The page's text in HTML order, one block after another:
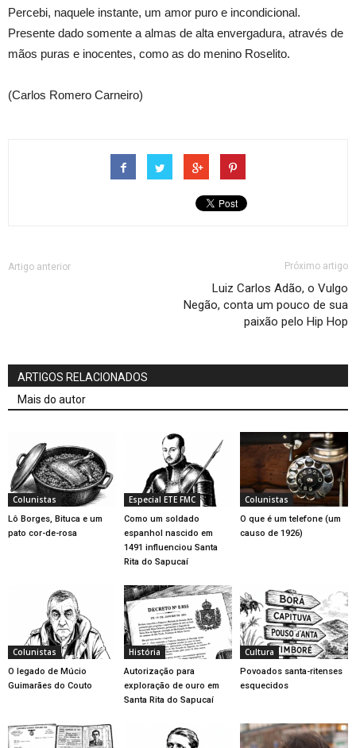
Percebi, naquele instante, um amor puro e incondicional.
Presente dado somente a almas de alta envergadura, através de
mãos puras e inocentes, como as do menino Roselito.
(Carlos Romero Carneiro)
Artigo anterior Próximo artigo
Luiz Carlos Adão, o Vulgo
Negão, conta um pouco de sua
paixão pelo Hip Hop
ARTIGOS RELACIONADOS
Mais do autor
Colunistas
Lô Borges, Bituca e um
pato cor-de-rosa
Especial ETE FMC
Como um soldado
espanhol nascido em
1491 influenciou Santa
Rita do Sapucaí
Colunistas
O que é um telefone (um
causo de 1926)
Colunistas
O legado de Múcio
Guimarães do Couto
História
Autorização para
exploração de ouro em
Santa Rita do Sapucaí
Cultura
Povoados santa-ritenses
esquecidos